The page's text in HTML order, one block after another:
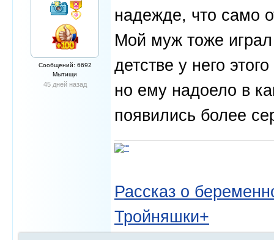
Сообщений: 6692
Мытищи
45 дней назад
надежде, что само
Мой муж тоже играл
детстве у него
но ему надоело в
появились более
Рассказ о
Тройняшки+